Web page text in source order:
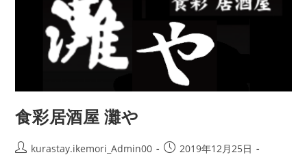
食彩居酒屋 灘や
kurastay.ikemori_Admin00
2019年12月25日